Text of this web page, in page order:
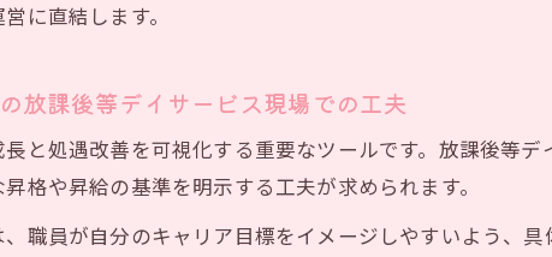
加算Ⅰ～Ⅳを視野に入れた放課後等デイ
放課後等デイサービス現場での業務負
に直結します。
放課後等デイサービス現場での工夫
と処遇改善を可視化する重要なツールです。放課後等
格や昇給の基準を明示する工夫が求められます。
職員が自分のキャリア目標をイメージしやすいよう、